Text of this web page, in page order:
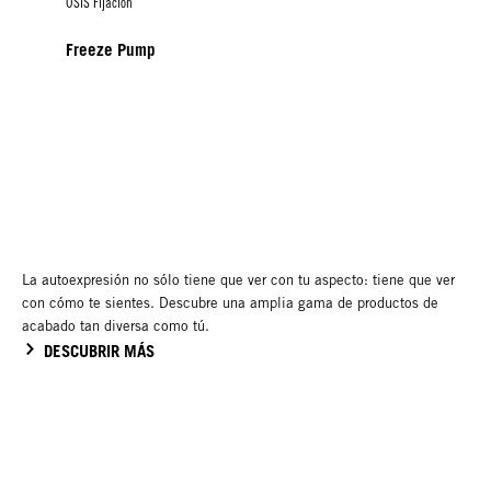
Freeze Pump
La autoexpresión no sólo tiene que ver con tu aspecto: tiene que ver
con cómo te sientes. Descubre una amplia gama de productos de
acabado tan diversa como tú.
DESCUBRIR MÁS